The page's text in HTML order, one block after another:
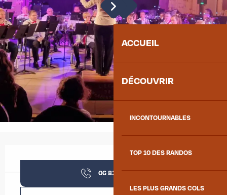
ACCUEIL
DÉCOUVRIR
INCONTOURNABLES
TOP 10 DES RANDOS
LES PLUS GRANDS COLS
06 83 23 74▒▒